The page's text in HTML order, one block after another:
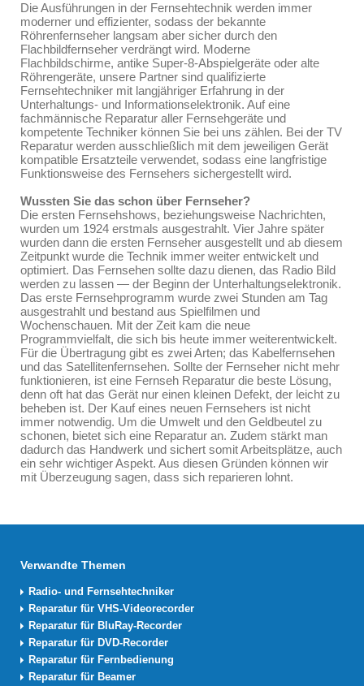
Die Ausführungen in der Fernsehtechnik werden immer
moderner und effizienter, sodass der bekannte
Röhrenfernseher langsam aber sicher durch den
Flachbildfernseher verdrängt wird. Moderne
Flachbildschirme, antike Super-8-Abspielgeräte oder alte
Röhrengeräte, unsere Partner sind qualifizierte
Fernsehtechniker mit langjähriger Erfahrung in der
Unterhaltungs- und Informationselektronik. Auf eine
fachmännische Reparatur aller Fernsehgeräte und
kompetente Techniker können Sie bei uns zählen. Bei der TV
Reparatur werden ausschließlich mit dem jeweiligen Gerät
kompatible Ersatzteile verwendet, sodass eine langfristige
Funktionsweise des Fernsehers sichergestellt wird.
Wussten Sie das schon über Fernseher?
Die ersten Fernsehshows, beziehungsweise Nachrichten,
wurden um 1924 erstmals ausgestrahlt. Vier Jahre später
wurden dann die ersten Fernseher ausgestellt und ab diesem
Zeitpunkt wurde die Technik immer weiter entwickelt und
optimiert. Das Fernsehen sollte dazu dienen, das Radio Bild
werden zu lassen — der Beginn der Unterhaltungselektronik.
Das erste Fernsehprogramm wurde zwei Stunden am Tag
ausgestrahlt und bestand aus Spielfilmen und
Wochenschauen. Mit der Zeit kam die neue
Programmvielfalt, die sich bis heute immer weiterentwickelt.
Für die Übertragung gibt es zwei Arten; das Kabelfernsehen
und das Satellitenfernsehen. Sollte der Fernseher nicht mehr
funktionieren, ist eine Fernseh Reparatur die beste Lösung,
denn oft hat das Gerät nur einen kleinen Defekt, der leicht zu
beheben ist. Der Kauf eines neuen Fernsehers ist nicht
immer notwendig. Um die Umwelt und den Geldbeutel zu
schonen, bietet sich eine Reparatur an. Zudem stärkt man
dadurch das Handwerk und sichert somit Arbeitsplätze, auch
ein sehr wichtiger Aspekt. Aus diesen Gründen können wir
mit Überzeugung sagen, dass sich reparieren lohnt.
Verwandte Themen
Radio- und Fernsehtechniker
Reparatur für VHS-Videorecorder
Reparatur für BluRay-Recorder
Reparatur für DVD-Recorder
Reparatur für Fernbedienung
Reparatur für Beamer